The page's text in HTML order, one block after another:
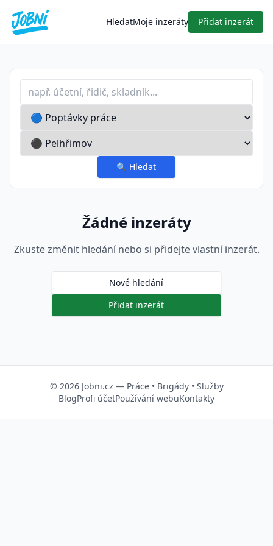
HledatMoje inzeráty Přidat inzerát
Profese nebo klíčové slovo
Typ inzerátu
Lokalita
🔍 Hledat
Žádné inzeráty
Zkuste změnit hledání nebo si přidejte vlastní inzerát.
Nové hledání
Přidat inzerát
© 2026 Jobni.cz — Práce• Brigády• Služby
BlogProfi účetPoužívání webuKontakty